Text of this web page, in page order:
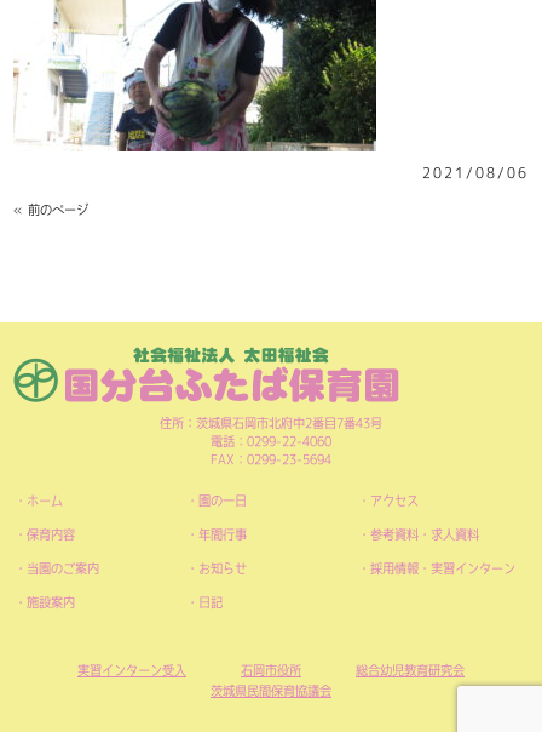
2021/08/06
« 前のページ
住所：茨城県石岡市北府中2番目7番43号
電話：0299-22-4060
FAX：0299-23-5694
ホーム
保育内容
当園のご案内
施設案内
園の一日
年間行事
お知らせ
日記
アクセス
参考資料・求人資料
採用情報・実習インターン
実習インターン受入 石岡市役所
総合幼児教育研究会
茨城県民間保育協議会